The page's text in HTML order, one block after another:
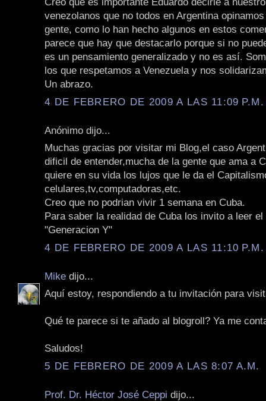
venezolanos que no todos en Argentina
gente, como lo han hecho algunos en estos
parece que hay que destacarlo porque si no
es un pensamiento generalizado y no es así.
los que respetamos a Venezuela y nos
Un abrazo.
4 DE FEBRERO DE 2009 A LAS 11:09 P.M.
Anónimo dijo...
Muchas gracias por visitar mi Blog,el caso
dificil de entender,mucha de la gente que ama a
quiere en su vida los lujos que le da el
celulares,tv,computadoras,etc.
Creo que no podrian vivir 1 semana en Cuba.
Para saber la realidad de Cuba los invito a leer el
"Generacion Y"
4 DE FEBRERO DE 2009 A LAS 11:10 P.M.
Mike dijo...
Aquí estoy, respondiendo a tu invitación para
Qué te parece si te añado al blogroll? Ya me
Saludos!
5 DE FEBRERO DE 2009 A LAS 8:07 A.M.
Prof. Dr. Héctor José Ceppi dijo...